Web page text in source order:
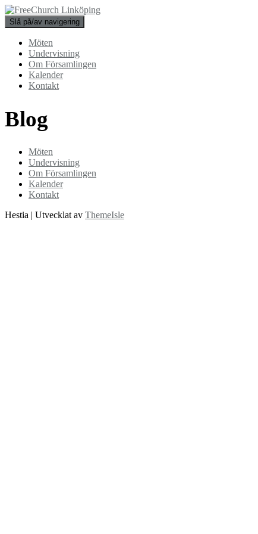
Slå på/av navigering
Möten
Undervisning
Om Församlingen
Kalender
Kontakt
Blog
Möten
Undervisning
Om Församlingen
Kalender
Kontakt
Hestia | Utvecklat av ThemeIsle